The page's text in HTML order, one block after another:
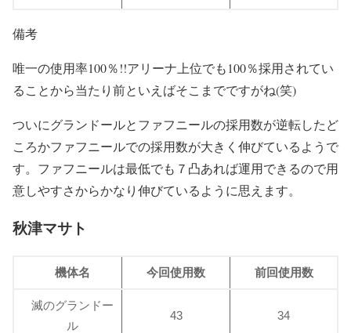
備考
唯一の使用率100％!!アリーナ上位でも100％採用されてい
ることから当たり前といえばそこまでですがね(笑)
ついにグランドールとファフニールの採用数が逆転したど
ころかファフニールでの採用数が大きく伸びているようで
す。ファフニールは最低でも７凸あれば運用できるので用
意しやすさからかなり伸びているように思えます。
秋津マサト
機体名 今回使用数 前回使用数
滅のグランドー
ル
43 34